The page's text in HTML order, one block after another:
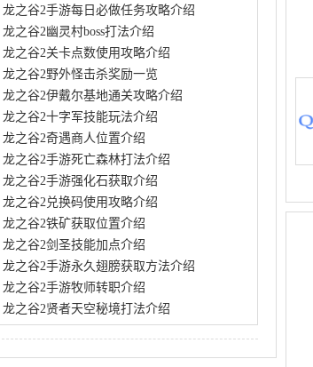
龙之谷2手游每日必做任务攻略介绍
龙之谷2幽灵村boss打法介绍
龙之谷2关卡点数使用攻略介绍
龙之谷2野外怪击杀奖励一览
龙之谷2伊戴尔基地通关攻略介绍
龙之谷2十字军技能玩法介绍
龙之谷2奇遇商人位置介绍
龙之谷2手游死亡森林打法介绍
龙之谷2手游强化石获取介绍
龙之谷2兑换码使用攻略介绍
龙之谷2铁矿获取位置介绍
龙之谷2剑圣技能加点介绍
龙之谷2手游永久翅膀获取方法介绍
龙之谷2手游牧师转职介绍
龙之谷2贤者天空秘境打法介绍